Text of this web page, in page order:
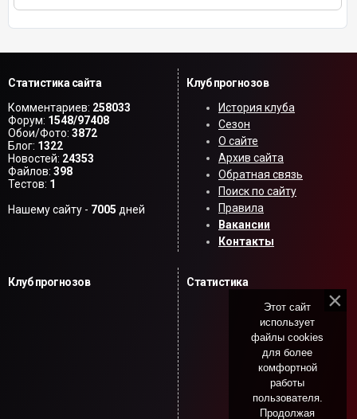
Статистика сайта
Комментариев: 258033
Форум: 1548/97408
Обои/Фото: 3872
Блог: 1322
Новостей: 24353
Файлов: 398
Тестов: 1
Нашему сайту - 7005 дней
Клуб прогнозов
История клуба
Сезон
О сайте
Архив сайта
Обратная связь
Поиск по сайту
Правила
Вакансии
Контакты
Клуб прогнозов Статистика
Этот сайт
использует
файлы cookies
для более
комфортной
работы
пользователя.
Продолжая